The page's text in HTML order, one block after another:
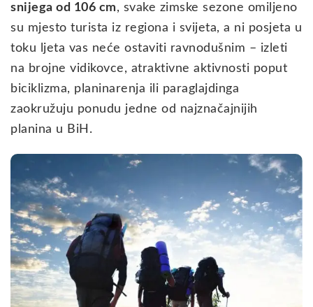
snijega od 106 cm, svake zimske sezone omiljeno
su mjesto turista iz regiona i svijeta, a ni posjeta u
toku ljeta vas neće ostaviti ravnodušnim – izleti
na brojne vidikovce, atraktivne aktivnosti poput
biciklizma, planinarenja ili paraglajdinga
zaokružuju ponudu jedne od najznačajnijih
planina u BiH.